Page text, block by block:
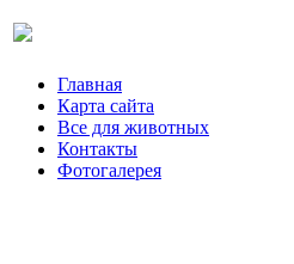
Главная
Карта сайта
Все для животных
Контакты
Фотогалерея